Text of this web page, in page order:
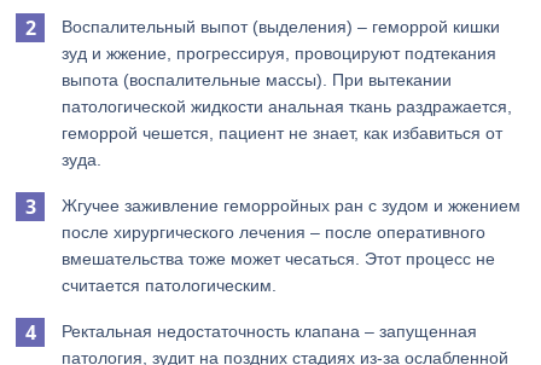
Воспалительный выпот (выделения) – геморрой кишки
зуд и жжение, прогрессируя, провоцируют подтекания
выпота (воспалительные массы). При вытекании
патологической жидкости анальная ткань раздражается,
геморрой чешется, пациент не знает, как избавиться от
зуда.
Жгучее заживление геморройных ран с зудом и жжением
после хирургического лечения – после оперативного
вмешательства тоже может чесаться. Этот процесс не
считается патологическим.
Ректальная недостаточность клапана – запущенная
патология, зудит на поздних стадиях из-за ослабленной